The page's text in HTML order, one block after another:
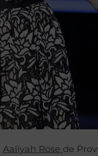
Aaliyah Rose de